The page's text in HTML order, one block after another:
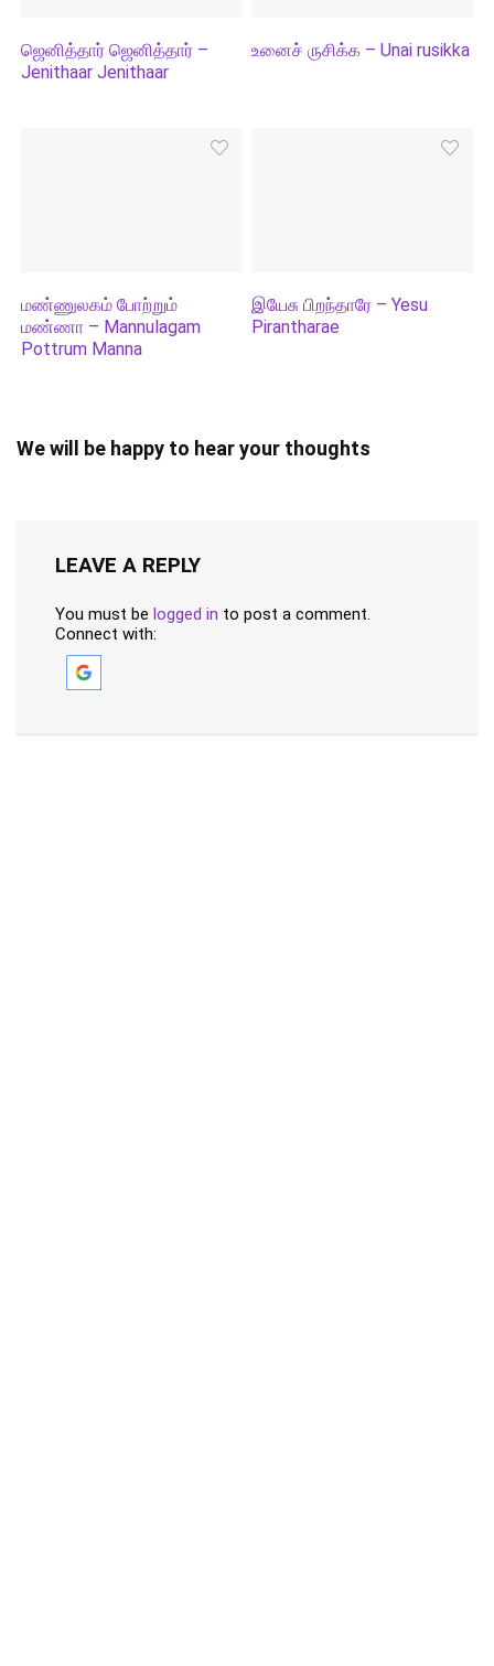
ஜெனித்தார் ஜெனித்தார் –
Jenithaar Jenithaar
உனைச் ருசிக்க – Unai rusikka
மண்ணுலகம் போற்றும்
மண்ணா – Mannulagam
Pottrum Manna
இயேசு பிறந்தாரே – Yesu
Pirantharae
We will be happy to hear your thoughts
LEAVE A REPLY
You must be logged in to post a comment.
Connect with: